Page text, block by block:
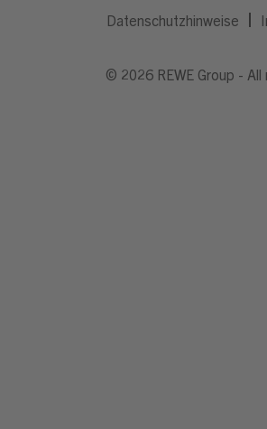
Datenschutzhinweise
© 2026 REWE Group -